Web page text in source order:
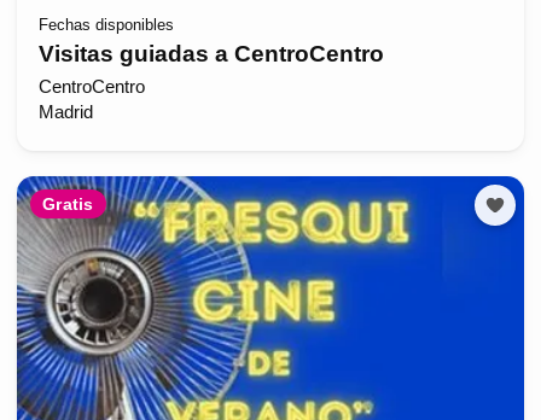
Fechas disponibles
Visitas guiadas a CentroCentro
CentroCentro
Madrid
Gratis